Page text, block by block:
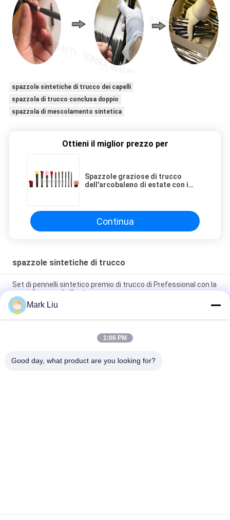
spazzole sintetiche di trucco dei capelli
spazzola di trucco conclusa doppio
spazzola di mescolamento sintetica
Ottieni il miglior prezzo per
Spazzole graziose di trucco
dell'arcobaleno di estate con i
Continua
spazzole sintetiche di trucco
Set di pennelli sintetico premio di trucco di Prefessional con la
maniglia rossa brillante
Il trucco sintetico naturale stupefacente dei capelli di
precisione spazzola gli strumenti completi di bellezza
Del lusso sintetico dell'insieme di 15 supporto di spazzola
Mark Liu
1:06 PM
Good day, what product are you looking for?